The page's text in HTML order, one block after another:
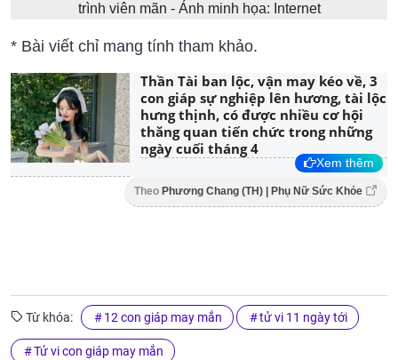
trình viên mãn - Ảnh minh họa: Internet
* Bài viết chỉ mang tính tham khảo.
Thần Tài ban lộc, vận may kéo về, 3
con giáp sự nghiệp lên hương, tài lộc
hưng thịnh, có được nhiều cơ hội
thăng quan tiến chức trong những
ngày cuối tháng 4
Xem thêm
Theo Phương Chang (TH) | Phụ Nữ Sức Khỏe
Từ khóa: 12 con giáp may mắn tử vi 11 ngày tới
Tử vi con giáp may mắn